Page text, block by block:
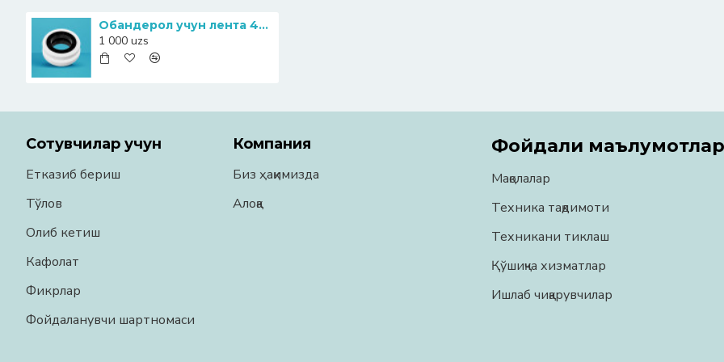
Обандерол учун лента 40 мм қоғоз
1 000 uzs
Сотувчилар учун
Етказиб бериш
Тўлов
Олиб кетиш
Кафолат
Фикрлар
Фойдаланувчи шартномаси
Компания
Биз ҳақимизда
Алоқа
Фойдали маълумотлар
Мақолалар
Техника тақдимоти
Техникани тиклаш
Қўшиқча хизматлар
Ишлаб чиқарувчилар